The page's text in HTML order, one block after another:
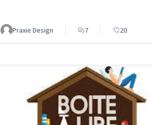
Praxie Design 7 20